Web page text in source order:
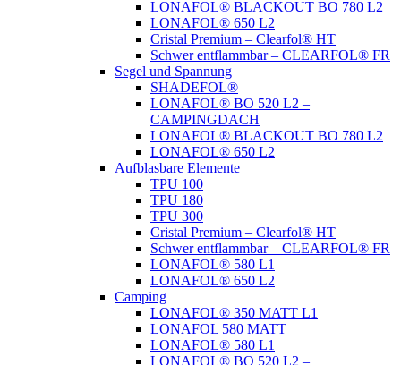
LONAFOL® BLACKOUT BO 780 L2
LONAFOL® 650 L2
Cristal Premium – Clearfol® HT
Schwer entflammbar – CLEARFOL® FR
Segel und Spannung
SHADEFOL®
LONAFOL® BO 520 L2 –
CAMPINGDACH
LONAFOL® BLACKOUT BO 780 L2
LONAFOL® 650 L2
Aufblasbare Elemente
TPU 100
TPU 180
TPU 300
Cristal Premium – Clearfol® HT
Schwer entflammbar – CLEARFOL® FR
LONAFOL® 580 L1
LONAFOL® 650 L2
Camping
LONAFOL® 350 MATT L1
LONAFOL 580 MATT
LONAFOL® 580 L1
LONAFOL® BO 520 L2 –